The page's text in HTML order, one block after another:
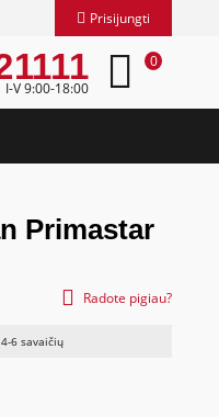
Prisijungti
I-V 9:00-18:00
0
Primastar
Radote pigiau?
6 savaičių